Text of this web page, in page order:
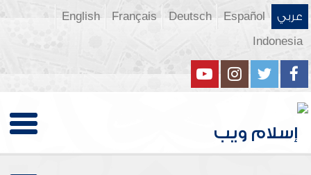
عربي Español
Deutsch
Français
English
Indonesia